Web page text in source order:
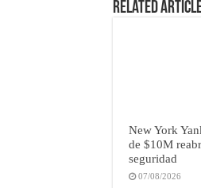
Related
New York
de $10M
seguridad
07/08/2026